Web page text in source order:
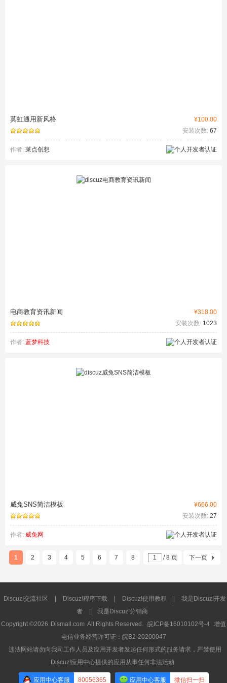
¥100.00
莫虹通用新风格
安装次数: 67
作者: 莱点创想
¥318.00
电商教育资讯新闻
安装次数: 1023
作者: 蓝梦科技
¥666.00
威兔SNS简洁模板
安装次数: 27
作者: 威兔网
1 2 3 4 5 6 7 8 / 8 页 下一页
Discuz!交流社区 Discuz!程序下载 Discuz!使用教程
我是Discuz!开发
者
我是Discuz!分销商
Copyright ©2026 Dismall.com All Rights Reserved. 皖ICP备16010102号-4 增值
电信业务经营许可证：皖B2-20200047
违法网站请勿向我司工作人员及应用开发者发起任何形式的服务请求，严禁使用
Discuz!应用中心提供的应用从事任何非法活动
应用中心客服 80056365 应用中心客服 微信扫一扫